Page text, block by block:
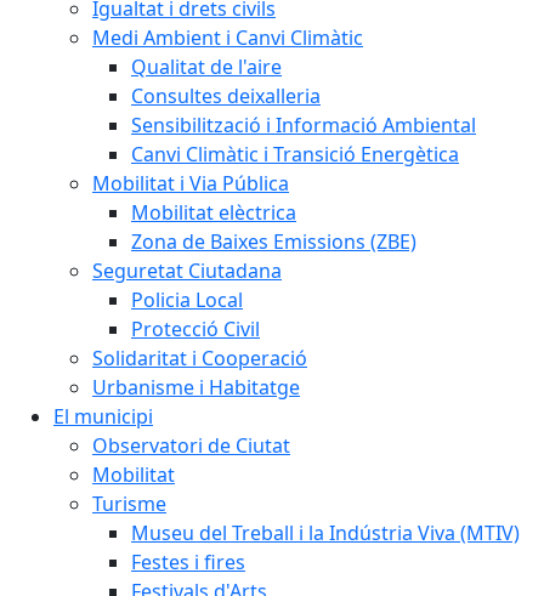
Igualtat i drets civils
Medi Ambient i Canvi Climàtic
Qualitat de l'aire
Consultes deixalleria
Sensibilització i Informació Ambiental
Canvi Climàtic i Transició Energètica
Mobilitat i Via Pública
Mobilitat elèctrica
Zona de Baixes Emissions (ZBE)
Seguretat Ciutadana
Policia Local
Protecció Civil
Solidaritat i Cooperació
Urbanisme i Habitatge
El municipi
Observatori de Ciutat
Mobilitat
Turisme
Museu del Treball i la Indústria Viva (MTIV)
Festes i fires